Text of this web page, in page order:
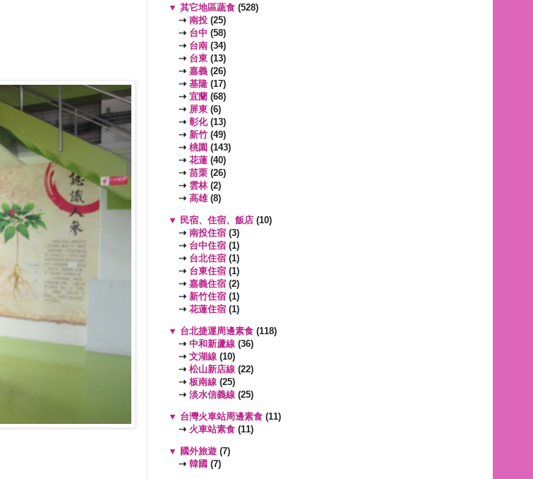
▼ 其它地區蔬食 (528)
⇢ 南投 (25)
⇢ 台中 (58)
⇢ 台南 (34)
⇢ 台東 (13)
⇢ 嘉義 (26)
⇢ 基隆 (17)
⇢ 宜蘭 (68)
⇢ 屏東 (6)
⇢ 彰化(13)
⇢ 新竹 (49)
⇢ 桃園 (143)
⇢ 花蓮 (40)
⇢ 苗栗 (26)
⇢ 雲林(2)
⇢ 高雄(8)
▼ 民宿、住宿、飯店 (10)
⇢ 南投住宿 (3)
⇢ 台中住宿 (1)
⇢ 台北住宿 (1)
⇢ 台東住宿 (1)
⇢ 嘉義住宿 (2)
⇢ 新竹住宿 (1)
⇢ 花蓮住宿 (1)
▼ 台北捷運周邊素食 (118)
⇢ 中和新蘆線 (36)
⇢ 文湖線 (10)
⇢ 松山新店線 (22)
⇢ 板南線 (25)
⇢ 淡水信義線 (25)
▼ 台灣火車站周邊素食 (11)
⇢ 火車站素食 (11)
▼ 國外旅遊 (7)
⇢ 韓國 (7)